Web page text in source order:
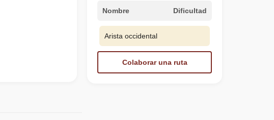
Nombre Dificultad
Arista occidental
Colaborar una ruta